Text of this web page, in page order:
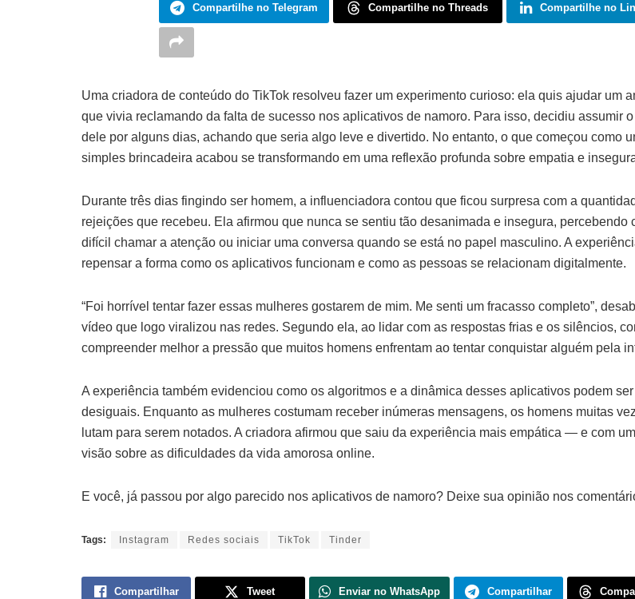
Compartilhe no Telegram Compartilhe no Threads Compartilhe no
Uma criadora de conteúdo do TikTok resolveu fazer um experimento curioso: ela quis ajudar um
que vivia reclamando da falta de sucesso nos aplicativos de namoro. Para isso, decidiu assumir o
dele por alguns dias, achando que seria algo leve e divertido. No entanto, o que começou como
simples brincadeira acabou se transformando em uma reflexão profunda sobre empatia e
Durante três dias fingindo ser homem, a influenciadora contou que ficou surpresa com a
rejeições que recebeu. Ela afirmou que nunca se sentiu tão desanimada e insegura, percebendo
difícil chamar a atenção ou iniciar uma conversa quando se está no papel masculino. A
repensar a forma como os aplicativos funcionam e como as pessoas se relacionam digitalmente.
“Foi horrível tentar fazer essas mulheres gostarem de mim. Me senti um fracasso completo”,
vídeo que logo viralizou nas redes. Segundo ela, ao lidar com as respostas frias e os silêncios,
compreender melhor a pressão que muitos homens enfrentam ao tentar conquistar alguém pela
A experiência também evidenciou como os algoritmos e a dinâmica desses aplicativos podem ser
desiguais. Enquanto as mulheres costumam receber inúmeras mensagens, os homens muitas
lutam para serem notados. A criadora afirmou que saiu da experiência mais empática — e com
visão sobre as dificuldades da vida amorosa online.
E você, já passou por algo parecido nos aplicativos de namoro? Deixe sua opinião nos
Tags: Instagram Redes sociais TikTok Tinder
Compartilhar Tweet Enviar no WhatsApp Compartilhar